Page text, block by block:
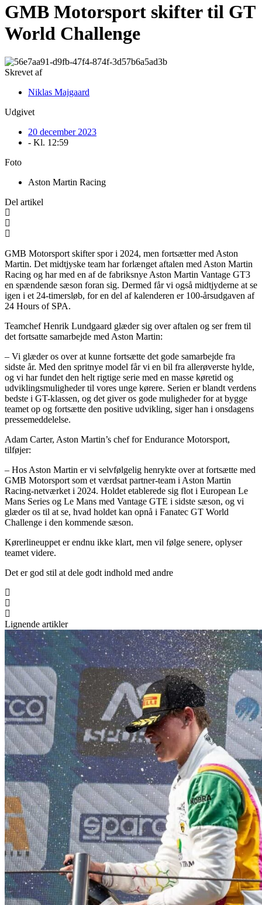
GMB Motorsport skifter til GT
World Challenge
Skrevet af
Niklas Majgaard
Udgivet
20 december 2023
- Kl. 12:59
Foto
Aston Martin Racing
Del artikel
GMB Motorsport skifter spor i 2024, men fortsætter med Aston
Martin. Det midtjyske team har forlænget aftalen med Aston Martin
Racing og har med en af de fabriksnye Aston Martin Vantage GT3
en spændende sæson foran sig. Dermed får vi også midtjyderne at se
igen i et 24-timersløb, for en del af kalenderen er 100-årsudgaven af
24 Hours of SPA.
Teamchef Henrik Lundgaard glæder sig over aftalen og ser frem til
det fortsatte samarbejde med Aston Martin:
– Vi glæder os over at kunne fortsætte det gode samarbejde fra
sidste år. Med den spritnye model får vi en bil fra allerøverste hylde,
og vi har fundet den helt rigtige serie med en masse køretid og
udviklingsmuligheder til vores unge kørere. Serien er blandt verdens
bedste i GT-klassen, og det giver os gode muligheder for at bygge
teamet op og fortsætte den positive udvikling, siger han i onsdagens
pressemeddelelse.
Adam Carter, Aston Martin’s chef for Endurance Motorsport,
tilføjer:
– Hos Aston Martin er vi selvfølgelig henrykte over at fortsætte med
GMB Motorsport som et værdsat partner-team i Aston Martin
Racing-netværket i 2024. Holdet etablerede sig flot i European Le
Mans Series og Le Mans med Vantage GTE i sidste sæson, og vi
glæder os til at se, hvad holdet kan opnå i Fanatec GT World
Challenge i den kommende sæson.
Kørerlineuppet er endnu ikke klart, men vil følge senere, oplyser
teamet videre.
Det er god stil at dele godt indhold med andre
Lignende artikler